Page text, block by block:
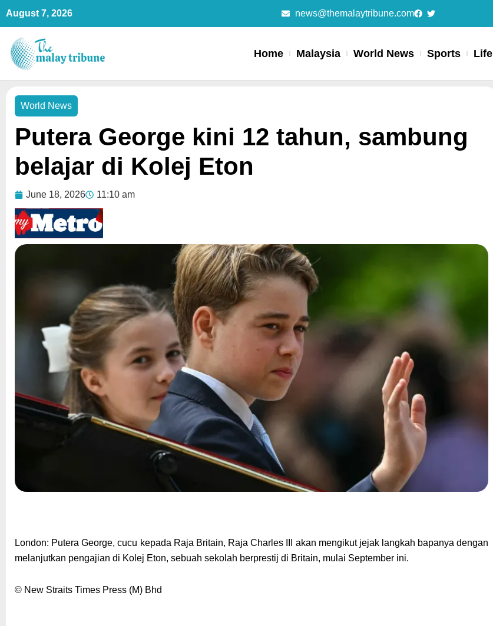
Skip
content
August 7, 2026 news@themalaytribune.com
Home Malaysia World News Sports Life
World News
Putera George kini 12 tahun, sambung
belajar di Kolej Eton
June 18, 2026 11:10 am
London: Putera George, cucu kepada Raja Britain, Raja Charles III akan mengikut jejak langkah bapanya dengan
melanjutkan pengajian di Kolej Eton, sebuah sekolah berprestij di Britain, mulai September ini.
© New Straits Times Press (M) Bhd